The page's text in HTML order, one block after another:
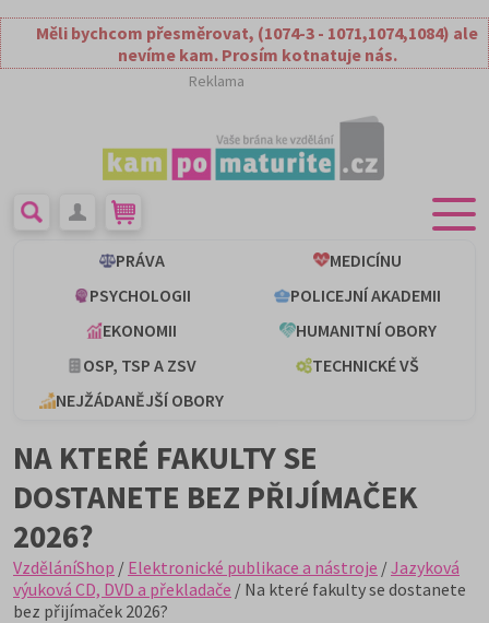
Měli bychcom přesměrovat, (1074-3 - 1071,1074,1084) ale
nevíme kam. Prosím kotnatuje nás.
Reklama
PRÁVA
MEDICÍNU
PSYCHOLOGII
POLICEJNÍ AKADEMII
EKONOMII
HUMANITNÍ OBORY
OSP, TSP A ZSV
TECHNICKÉ VŠ
NEJŽÁDANĚJŠÍ OBORY
NA KTERÉ FAKULTY SE
DOSTANETE BEZ PŘIJÍMAČEK
2026?
VzděláníShop / Elektronické publikace a nástroje /Jazyková
výuková CD, DVD a překladače / Na které fakulty se dostanete
bez přijímaček 2026?